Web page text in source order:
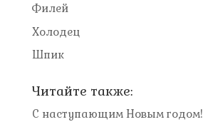
Филей
Холодец
Шпик
Читайте также:
С наступающим Новым годом!